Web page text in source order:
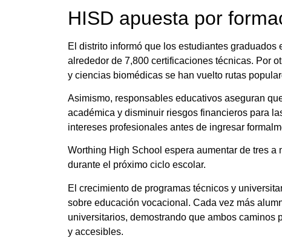
HISD apuesta por
El distrito informó que los estudiantes
alrededor de 7,800 certificaciones técnicas. Por
y ciencias biomédicas se han vuelto rutas
Asimismo, responsables educativos aseguran
académica y disminuir riesgos financieros para
intereses profesionales antes de ingresar
Worthing High School espera aumentar de tres
durante el próximo ciclo escolar.
El crecimiento de programas técnicos y
sobre educación vocacional. Cada vez más
universitarios, demostrando que ambos caminos
y accesibles.